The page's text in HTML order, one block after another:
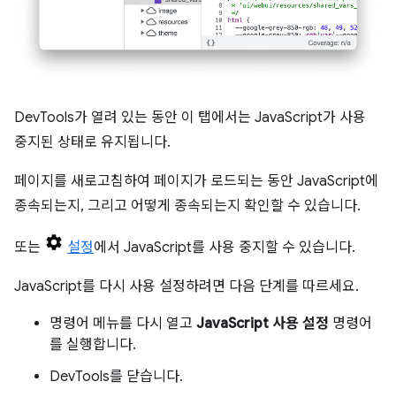
DevTools가 열려 있는 동안 이 탭에서는 JavaScript가 사용
중지된 상태로 유지됩니다.
페이지를 새로고침하여 페이지가 로드되는 동안 JavaScript에
종속되는지, 그리고 어떻게 종속되는지 확인할 수 있습니다.
또는 설정에서 JavaScript를 사용 중지할 수 있습니다.
JavaScript를 다시 사용 설정하려면 다음 단계를 따르세요.
명령어 메뉴를 다시 열고 JavaScript 사용 설정 명령어
를 실행합니다.
DevTools를 닫습니다.